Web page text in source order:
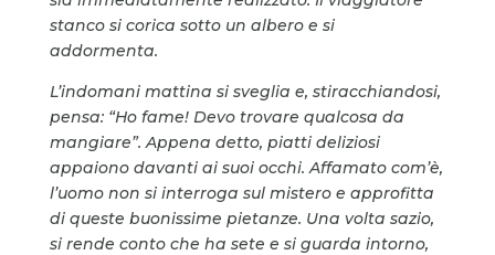
stanco si corica sotto un albero e si
addormenta.
L’indomani mattina si sveglia e, stiracchiandosi,
pensa: “Ho fame! Devo trovare qualcosa da
mangiare”. Appena detto, piatti deliziosi
appaiono davanti ai suoi occhi. Affamato com’è,
l’uomo non si interroga sul mistero e approfitta
di queste buonissime pietanze. Una volta sazio,
si rende conto che ha sete e si guarda intorno,